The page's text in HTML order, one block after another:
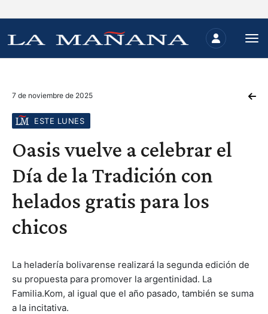
7 de noviembre de 2025
ESTE LUNES
Oasis vuelve a celebrar el
Día de la Tradición con
helados gratis para los
chicos
La heladería bolivarense realizará la segunda edición de
su propuesta para promover la argentinidad. La
Familia.Kom, al igual que el año pasado, también se suma
a la incitativa.